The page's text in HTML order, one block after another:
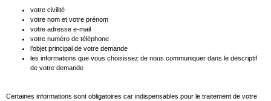
votre civilité
votre nom et votre prénom
votre adresse e-mail
votre numéro de téléphone
l’objet principal de votre demande
les informations que vous choisissez de nous communiquer dans le descriptif
de votre demande
Certaines informations sont obligatoires car indispensables pour le traitement de votre